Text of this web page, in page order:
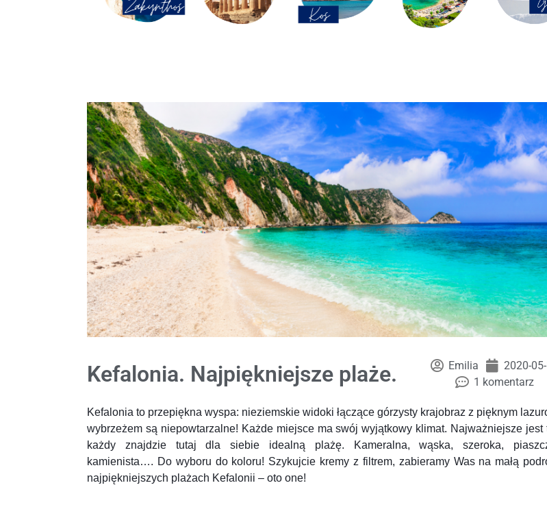
Kefalonia. Najpiękniejsze plaże. Emilia
2020-
1 komentarz
Kefalonia to przepiękna wyspa: nieziemskie widoki łączące górzysty krajobraz z pięknym
wybrzeżem są niepowtarzalne! Każde miejsce ma swój wyjątkowy klimat. Najważniejsze jest
każdy znajdzie tutaj dla siebie idealną plażę. Kameralna, wąska, szeroka,
kamienista…. Do wyboru do koloru! Szykujcie kremy z filtrem, zabieramy Was na małą
najpiękniejszych plażach Kefalonii – oto one!